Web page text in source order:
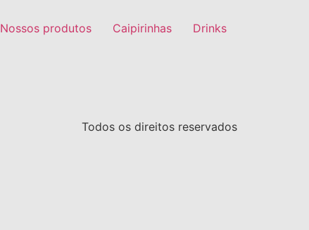
Nossos produtos Caipirinhas Drinks
Todos os direitos reservados